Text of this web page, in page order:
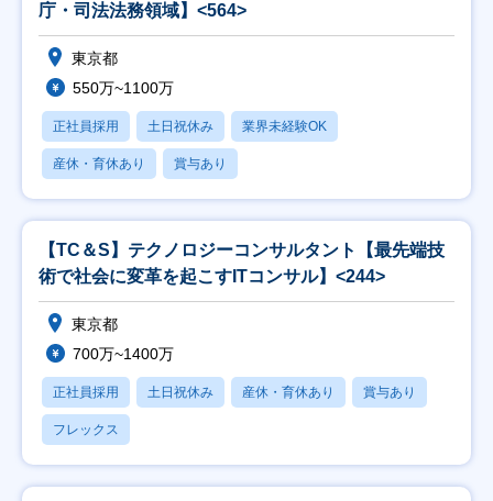
庁・司法法務領域】<564>
東京都
550万~1100万
正社員採用 土日祝休み 業界未経験OK
産休・育休あり 賞与あり
【TC＆S】テクノロジーコンサルタント【最先端技
術で社会に変革を起こすITコンサル】<244>
東京都
700万~1400万
正社員採用 土日祝休み 産休・育休あり 賞与あり
フレックス